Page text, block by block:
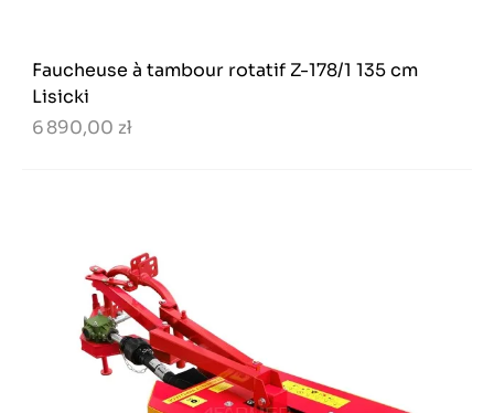
Faucheuse à tambour rotatif Z-178/1 135 cm
Lisicki
6 890,00 zł